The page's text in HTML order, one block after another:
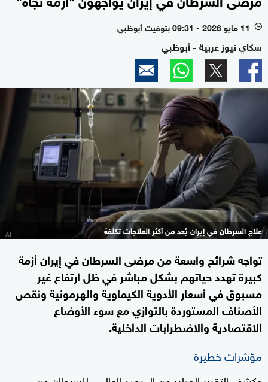
l 11 مايو 2026 - 09:31 بتوقيت أبوظبي
سكاي نيوز عربية - أبوظبي
علاج السرطان في إيران يُعد من أكثر العلاجات تكلفة
تواجه شرائح واسعة من مرضى السرطان في إيران أزمة
كبيرة تهدد حياتهم بشكل مباشر في ظل ارتفاع غير
مسبوق في أسعار الأدوية الكيماوية والهرمونية ونقص
الأصناف المستوردة بالتوازي مع سوء الأوضاع
الاقتصادية والاضطرابات الداخلية.
مؤشرات خطيرة